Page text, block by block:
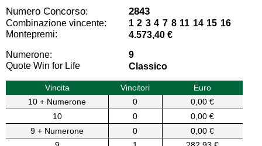
Numero Concorso: 2843
Combinazione vincente:
1 2 3 4 7 8 11 14 15 16
Montepremi:
4.573,40 €
Numerone:
9
Quote Win for Life
Classico
Vincita Vincitori
Euro
10 + Numerone
0
0,00 €
10
0
0,00 €
9 + Numerone
0
0,00 €